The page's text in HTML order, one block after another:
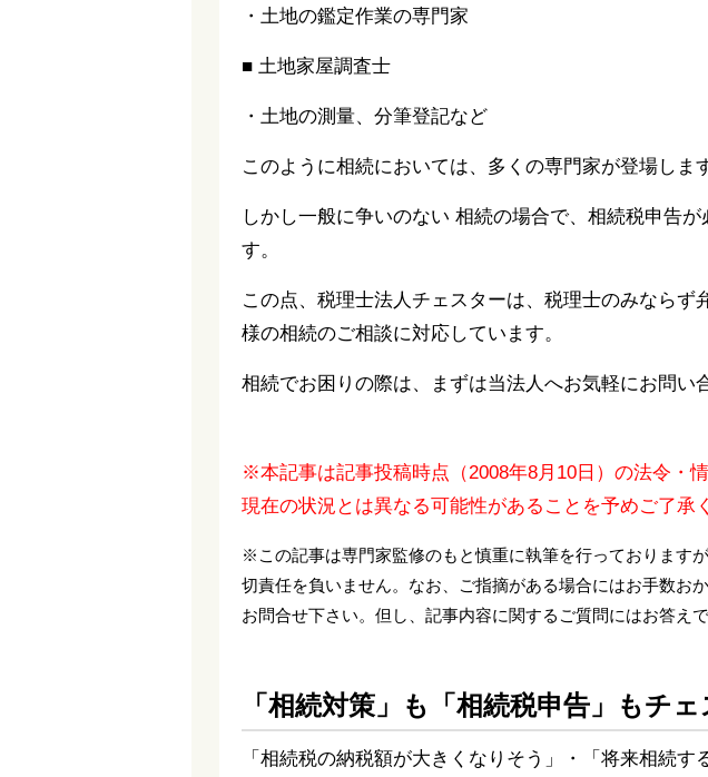
・土地の鑑定作業の専門家
■ 土地家屋調査士
・土地の測量、分筆登記など
このように相続においては、多くの専門家が登場しま
しかし一般に争いのない 相続の場合で、相続税申告
す。
この点、税理士法人チェスターは、税理士のみなら
様の相続のご相談に対応しています。
相続でお困りの際は、まずは当法人へお気軽にお問い
※本記事は記事投稿時点（2008年8月10日）の法令・
現在の状況とは異なる可能性があることを予めご了承
※この記事は専門家監修のもと慎重に執筆を行っております
切責任を負いません。なお、ご指摘がある場合にはお手数お
お問合せ下さい。但し、記事内容に関するご質問にはお答え
「相続対策」も「相続税申告」もチ
「相続税の納税額が大きくなりそう」・「将来相続